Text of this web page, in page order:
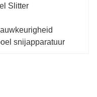
Slitter
snijapparatuur